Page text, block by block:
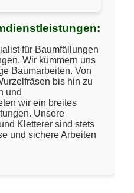
für Baumfällungen
Wir kümmern uns
Baumarbeiten. Von
bis hin zu
und
wir ein breites
Unsere
Kletterer sind stets
und sichere Arbeiten